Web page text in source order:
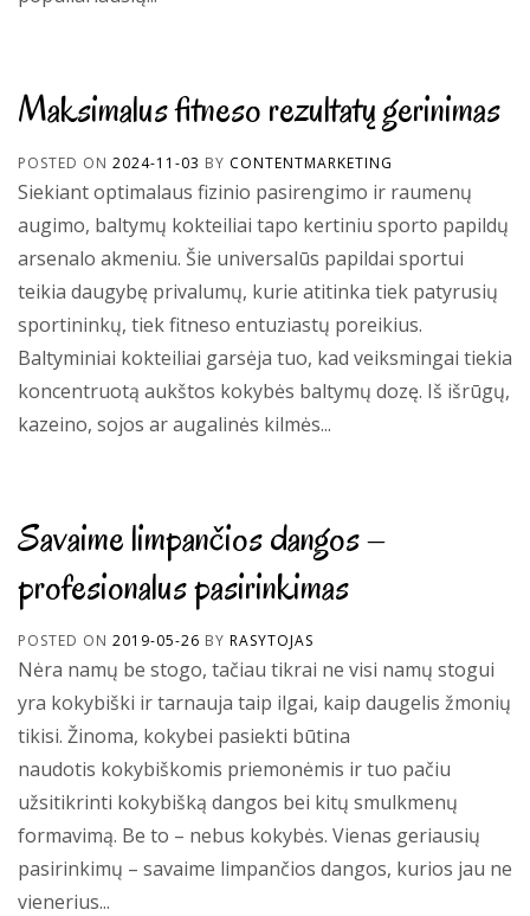
Maksimalus fitneso rezultatų gerinimas
POSTED ON 2024-11-03 BY CONTENTMARKETING
Siekiant optimalaus fizinio pasirengimo ir raumenų
augimo, baltymų kokteiliai tapo kertiniu sporto papildų
arsenalo akmeniu. Šie universalūs papildai sportui
teikia daugybę privalumų, kurie atitinka tiek patyrusių
sportininkų, tiek fitneso entuziastų poreikius.
Baltyminiai kokteiliai garsėja tuo, kad veiksmingai tiekia
koncentruotą aukštos kokybės baltymų dozę. Iš išrūgų,
kazeino, sojos ar augalinės kilmės...
Savaime limpančios dangos –
profesionalus pasirinkimas
POSTED ON 2019-05-26 BY RASYTOJAS
Nėra namų be stogo, tačiau tikrai ne visi namų stogui
yra kokybiški ir tarnauja taip ilgai, kaip daugelis žmonių
tikisi. Žinoma, kokybei pasiekti būtina
naudotis kokybiškomis priemonėmis ir tuo pačiu
užsitikrinti kokybišką dangos bei kitų smulkmenų
formavimą. Be to – nebus kokybės. Vienas geriausių
pasirinkimų – savaime limpančios dangos, kurios jau ne
vienerius...